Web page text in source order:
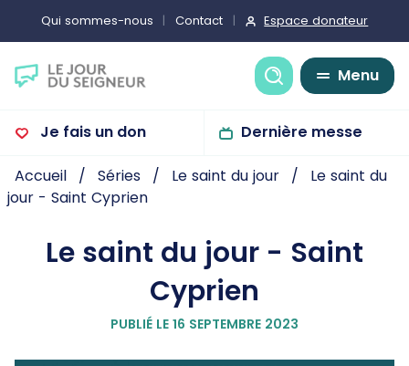
Qui sommes-nous Contact Espace donateur
Recherche
Menu
Je fais un don Dernière messe
Accueil Séries Le saint du jour
Le saint du
jour - Saint Cyprien
Le saint du jour - Saint
Cyprien
PUBLIÉ LE 16 SEPTEMBRE 2023